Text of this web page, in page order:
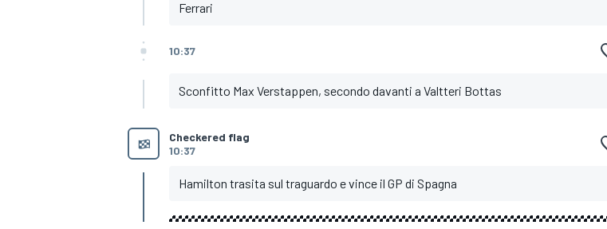
Ferrari
10:37
Sconfitto Max Verstappen, secondo davanti a Valtteri Bottas
Checkered flag
10:37
Hamilton trasita sul traguardo e vince il GP di Spagna